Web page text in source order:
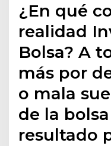
¿En qué
realidad
Bolsa? A
más por
o mala
de la
resultado